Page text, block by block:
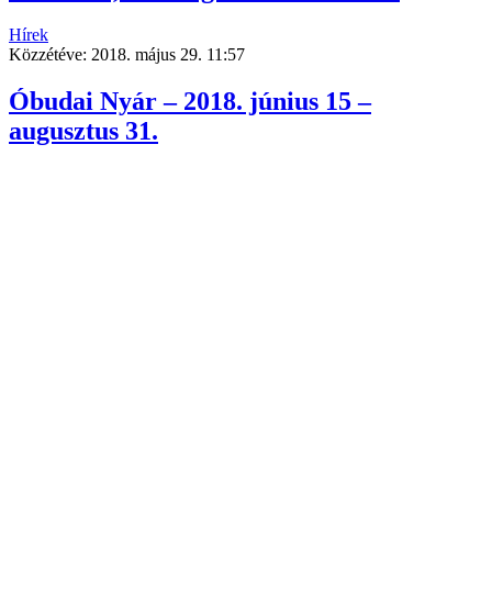
Hírek
Közzétéve: 2018. május 29. 11:57
Óbudai Nyár – 2018. június 15 –
augusztus 31.